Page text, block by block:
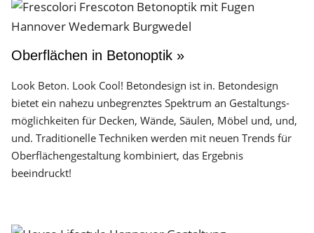
Oberflächen in Betonoptik »
Look Beton. Look Cool! Betondesign ist in. Betondesign
bietet ein nahezu unbegrenztes Spektrum an Gestaltungs­
möglichkeiten für Decken, Wände, Säulen, Möbel und, und,
und. Traditionelle Techniken werden mit neuen Trends für
Oberflächen­gestaltung kombiniert, das Ergebnis
beeindruckt!